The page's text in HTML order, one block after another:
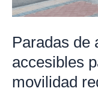
Paradas de
accesibles
movilidad
personas
movilidad
reducida